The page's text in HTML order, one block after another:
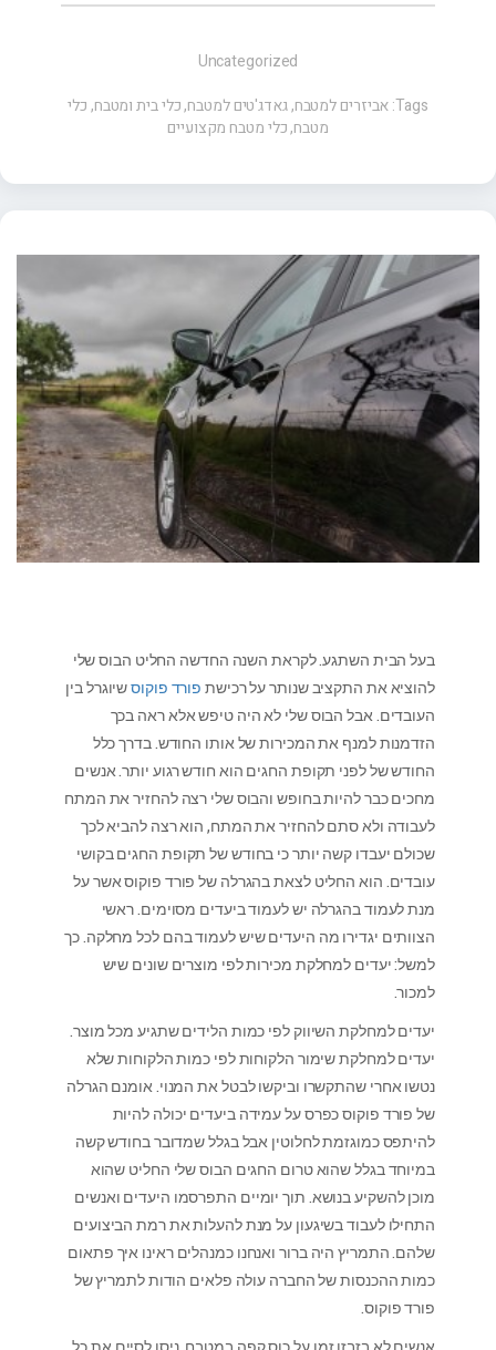
Uncategorized
Tags: אביזרים למטבח,גאדג'טים למטבח,כלי בית ומטבח,כלי
מטבח,כלי מטבח מקצועיים
בעל הבית השתגע. לקראת השנה החדשה החליט הבוס שלי
להוציא את התקציב שנותר על רכישת פורד פוקוסשיוגרל בין
העובדים. אבל הבוס שלי לא היה טיפש אלא ראה בכך
הזדמנות למנף את המכירות של אותו החודש. בדרך כלל
החודש של לפני תקופת החגים הוא חודש רגוע יותר. אנשים
מחכים כבר להיות בחופש והבוס שלי רצה להחזיר את המתח
לעבודה ולא סתם להחזיר את המתח, הוא רצה להביא לכך
שכולם יעבדו קשה יותר כי בחודש של תקופת החגים בקושי
עובדים. הוא החליט לצאת בהגרלה של פורד פוקוס אשר על
מנת לעמוד בהגרלה יש לעמוד ביעדים מסוימים. ראשי
הצוותים יגדירו מה היעדים שיש לעמוד בהם לכל מחלקה. כך
למשל: יעדים למחלקת מכירות לפי מוצרים שונים שיש
למכור.
יעדים למחלקת השיווק לפי כמות הלידים שתגיע מכל מוצר.
יעדים למחלקת שימור הלקוחות לפי כמות הלקוחות שלא
נטשו אחרי שהתקשרו וביקשו לבטל את המנוי. אומנם הגרלה
של פורד פוקוס כפרס על עמידה ביעדים יכולה להיות
להיתפס כמוגזמת לחלוטין אבל בגלל שמדובר בחודש קשה
במיוחד בגלל שהוא טרום החגים הבוס שלי החליט שהוא
מוכן להשקיע בנושא. תוך יומיים התפרסמו היעדים ואנשים
התחילו לעבוד בשיגעון על מנת להעלות את רמת הביצועים
שלהם. התמריץ היה ברור ואנחנו כמנהלים ראינו איך פתאום
כמות ההכנסות של החברה עולה פלאים הודות לתמריץ של
פורד פוקוס.
אנשים לא בזבזו זמן על כוס קפה במטבח, ניסו לסיים את כל